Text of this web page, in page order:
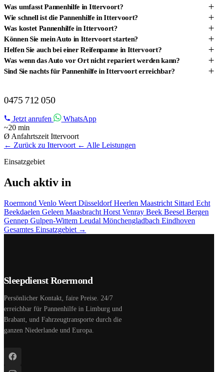
Was umfasst Pannenhilfe in Ittervoort? +
Wie schnell ist die Pannenhilfe in Ittervoort? +
Was kostet Pannenhilfe in Ittervoort? +
Können Sie mein Auto in Ittervoort starten? +
Helfen Sie auch bei einer Reifenpanne in Ittervoort? +
Was wenn das Auto vor Ort nicht repariert werden kann? +
Sind Sie nachts für Pannenhilfe in Ittervoort erreichbar? +
0475 712 050
Jetzt anrufen
WhatsApp
~20 min
Ø Anfahrtszeit Ittervoort
← Zurück zu Ittervoort ← Alle Leistungen
Einsatzgebiet
Auch aktiv in
Roermond Venlo Weert DüsseldorfHeerlen Maastricht Sittard Echt
Beekdaelen Geleen Maasbracht Horst Venray Beek Beesel Bergen
Gennep Gulpen-Wittem Leudal Mönchengladbach Eindhoven
Gesamtes Einsatzgebiet →
Sleepdienst Roermond
Persönlicher Kontakt, faire Preise. 24/7
erreichbar für Pannenhilfe in Limburg und
Brabant, und Fahrzeugtransporte durch die
ganzen Niederlande und Europa.